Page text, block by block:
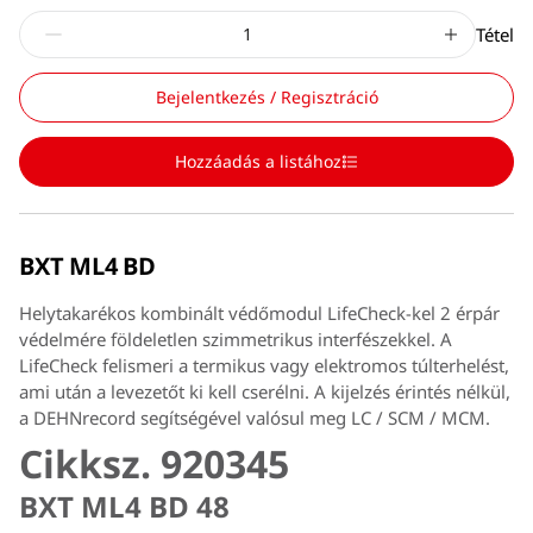
Tétel
Bejelentkezés / Regisztráció
Hozzáadás a listához
BXT ML4 BD
Helytakarékos kombinált védőmodul LifeCheck-kel 2 érpár
védelmére földeletlen szimmetrikus interfészekkel. A
LifeCheck felismeri a termikus vagy elektromos túlterhelést,
ami után a levezetőt ki kell cserélni. A kijelzés érintés nélkül,
a DEHNrecord segítségével valósul meg LC / SCM / MCM.
Cikksz. 920345
BXT ML4 BD 48